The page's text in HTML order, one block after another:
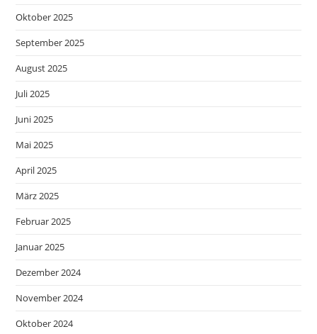
Oktober 2025
September 2025
August 2025
Juli 2025
Juni 2025
Mai 2025
April 2025
März 2025
Februar 2025
Januar 2025
Dezember 2024
November 2024
Oktober 2024